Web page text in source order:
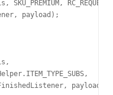
RC_REQUEST,
payload);
payload);